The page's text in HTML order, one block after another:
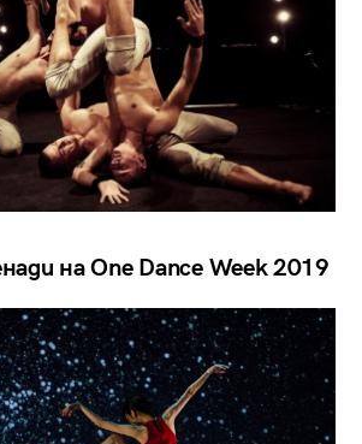
на One Dance Week 2019